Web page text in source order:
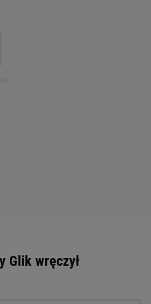
Glik wręczył